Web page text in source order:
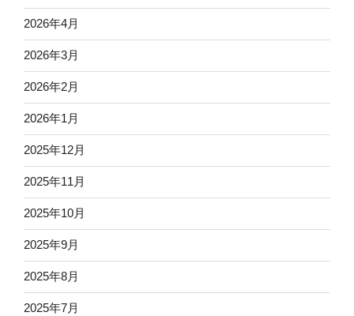
2026年4月
2026年3月
2026年2月
2026年1月
2025年12月
2025年11月
2025年10月
2025年9月
2025年8月
2025年7月